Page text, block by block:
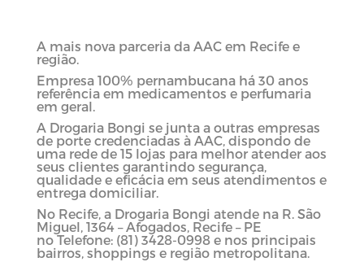
A mais nova parceria da AAC em Recife e
região.
Empresa 100% pernambucana há 30 anos
referência em medicamentos e perfumaria
em geral.
A Drogaria Bongi se junta a outras empresas
de porte credenciadas à AAC, dispondo de
uma rede de 15 lojas para melhor atender aos
seus clientes garantindo segurança,
qualidade e eficácia em seus atendimentos e
entrega domiciliar.
No Recife, a Drogaria Bongi atende na R. São
Miguel, 1364 – Afogados, Recife – PE
no Telefone: (81) 3428-0998 e nos principais
bairros, shoppings e região metropolitana.